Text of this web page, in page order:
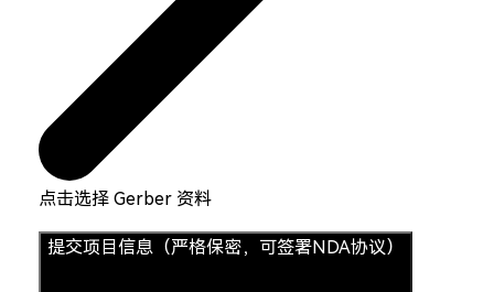
点击选择 Gerber 资料
提交项目信息（严格保密，可签署NDA协议）